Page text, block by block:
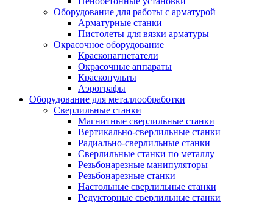
Оборудование для работы с арматурой
Арматурные станки
Пистолеты для вязки арматуры
Окрасочное оборудование
Красконагнетатели
Окрасочные аппараты
Краскопульты
Аэрографы
Оборудование для металлообработки
Сверлильные станки
Магнитные сверлильные станки
Вертикально-сверлильные станки
Радиально-сверлильные станки
Сверлильные станки по металлу
Резьбонарезные манипуляторы
Резьбонарезные станки
Настольные сверлильные станки
Редукторные сверлильные станки